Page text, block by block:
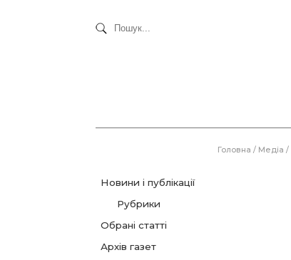
Головна / Медіа /
Новини і публікації
Рубрики
Обрані статті
Архів газет